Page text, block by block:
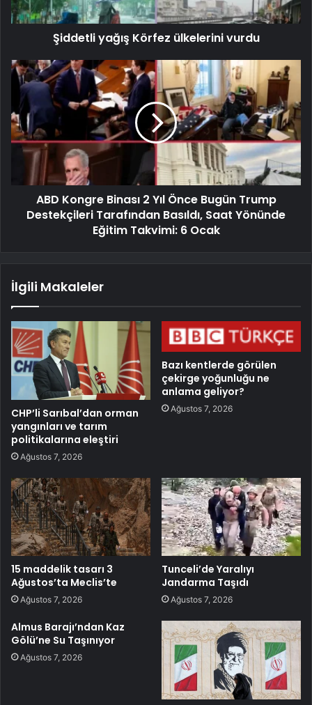
Şiddetli yağış Körfez ülkelerini vurdu
ABD Kongre Binası 2 Yıl Önce Bugün Trump
Destekçileri Tarafından Basıldı, Saat Yönünde
Eğitim Takvimi: 6 Ocak
İlgili Makaleler
CHP’li Sarıbal’dan orman
yangınları ve tarım
politikalarına eleştiri
Ağustos 7, 2026
Bazı kentlerde görülen
çekirge yoğunluğu ne
anlama geliyor?
Ağustos 7, 2026
15 maddelik tasarı 3
Ağustos’ta Meclis’te
Ağustos 7, 2026
Tunceli’de Yaralıyı
Jandarma Taşıdı
Ağustos 7, 2026
Almus Barajı’ndan Kaz
Gölü’ne Su Taşınıyor
Ağustos 7, 2026